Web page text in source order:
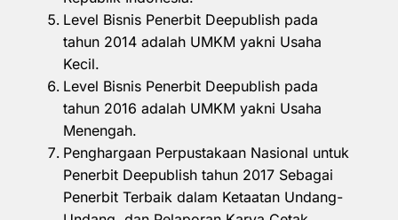
Level Bisnis Penerbit Deepublish pada
tahun 2014 adalah UMKM yakni Usaha
Kecil.
Level Bisnis Penerbit Deepublish pada
tahun 2016 adalah UMKM yakni Usaha
Menengah.
Penghargaan Perpustakaan Nasional untuk
Penerbit Deepublish tahun 2017 Sebagai
Penerbit Terbaik dalam Ketaatan Undang-